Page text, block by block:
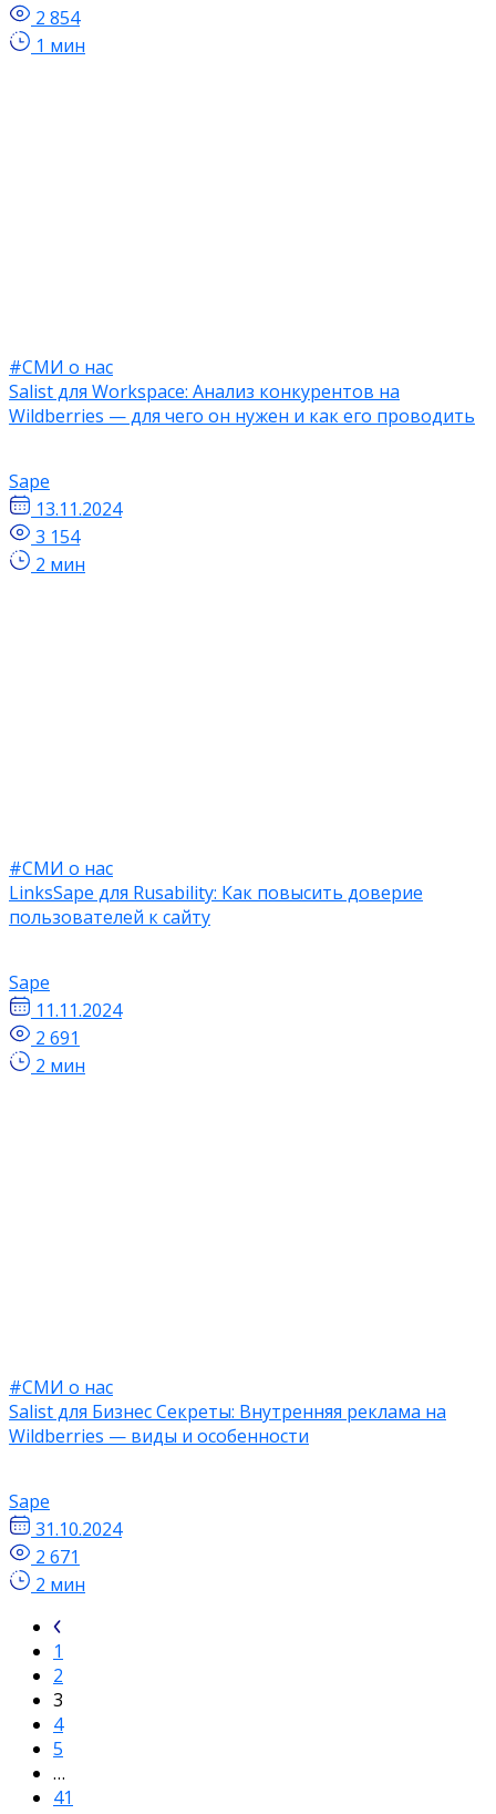
2 854
1 мин
#СМИ о нас
Salist для Workspace: Анализ конкурентов на
Wildberries — для чего он нужен и как его проводить
Sape
13.11.2024
3 154
2 мин
#СМИ о нас
LinksSape для Rusability: Как повысить доверие
пользователей к сайту
Sape
11.11.2024
2 691
2 мин
#СМИ о нас
Salist для Бизнес Секреты: Внутренняя реклама на
Wildberries — виды и особенности
Sape
31.10.2024
2 671
2 мин
1
2
3
4
5
…
41